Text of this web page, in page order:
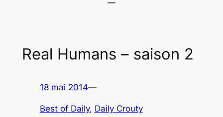
Real Humans – saison 2
18 mai 2014—
Best of Daily, Daily Crouty